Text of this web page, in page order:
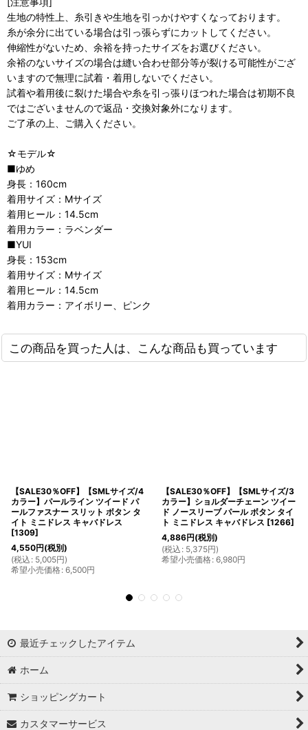
生地の特性上、糸引きや生地を引っかけやすくなっております。
糸が余分に出ている場合は引っ張らずにカットしてください。
伸縮性がないため、余裕を持ったサイズをお選びください。
余裕のないサイズの場合は縫い合わせ部分等が裂ける可能性がござ
いますので無理に試着・着用しないでください。
試着や着用後に裂けた場合や糸を引っ張りほつれた場合は初期不良
ではございませんので返品・交換対象外になります。
ご了承の上、ご購入ください。
☆モデル☆
■ゆめ
身長：160cm
着用サイズ：Mサイズ
着用ヒール：14.5cm
着用カラー：ラベンダー
■YUI
身長：153cm
着用サイズ：Mサイズ
着用ヒール：14.5cm
着用カラー：アイボリー、ピンク
この商品を買った人は、こんな商品も買っています
【SALE30％OFF】【SMLサイズ/4
カラー】パールライン ツイード パ
ールファスナー スリット ボタン タ
イト ミニドレス キャバドレス
[1309]
4,550円(税別)
(税込 : 5,005円)
希望小売価格: 6,500円
【SALE30％OFF】【SMLサイズ/3
カラー】ショルダーチェーン ツイー
ド ノースリーブ パール ボタン タイ
ト ミニドレス キャバドレス [1266]
4,886円(税別)
(税込 : 5,375円)
希望小売価格: 6,980円
最近チェックしたアイテム
ホーム
ショッピングカート
カスタマーサービス